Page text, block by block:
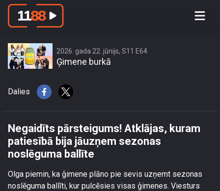
Negaidīts pārsteigums! Atklājas,
2026. gada 22. jūnijs, S11 E64
Ģimene burkā
Dalies
Negaidīts pārsteigums! Atklājas, kuram
patiesībā bija jāuzņem sezonas
noslēguma ballīte
Olga piemin, ka ģimene plāno pie sevis uzņemt sezonas
noslēguma ballīti, kur pulcēsies visas ģimenes. Viesturs